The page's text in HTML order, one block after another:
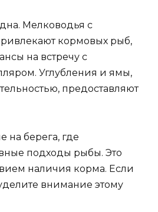
дна. Мелководья с
кормовых рыб,
на встречу с
Углубления и ямы,
предоставляют
на берега, где
подходы рыбы. Это
наличия корма. Если
внимание этому